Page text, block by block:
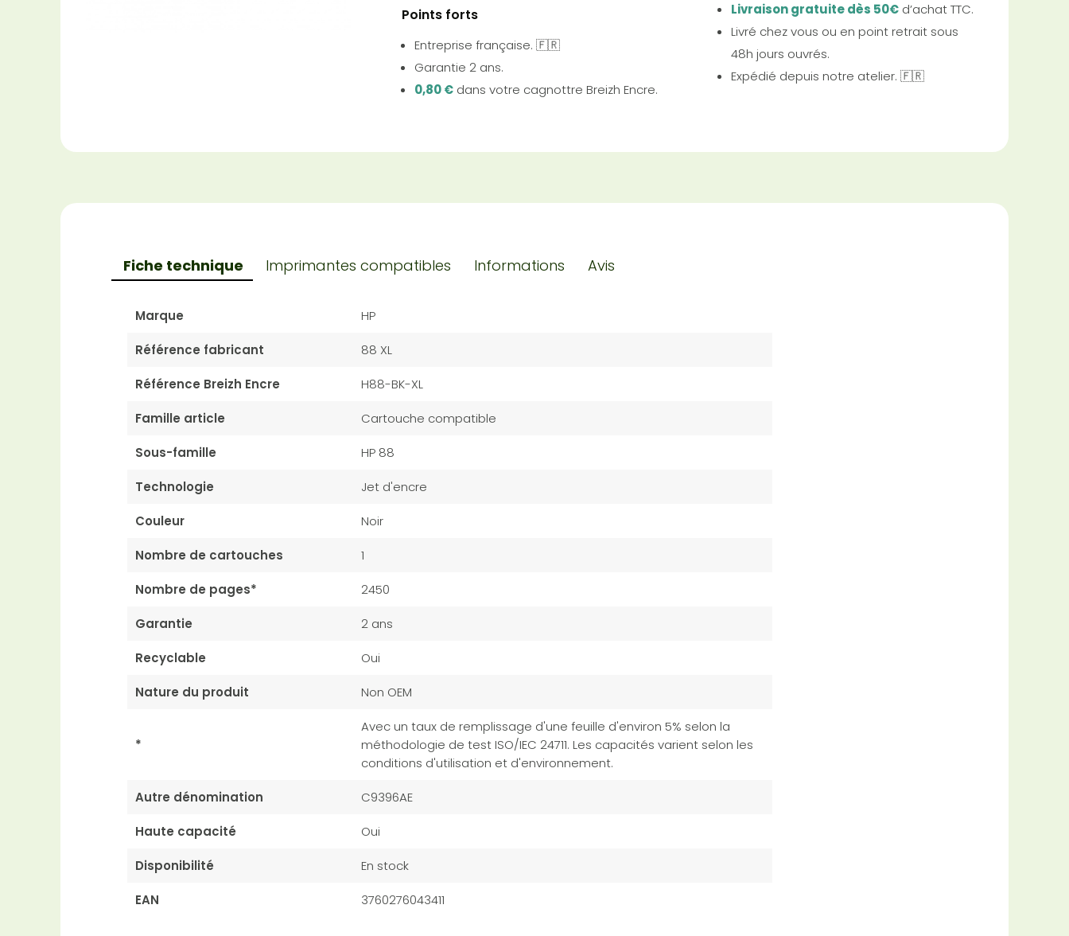
Points forts
Entreprise française. 🇫🇷
Garantie 2 ans.
0,80 € dans votre cagnottre Breizh Encre.
Livraison gratuite dès 50€d’achat TTC.
Livré chez vous ou en point retrait sous
48h jours ouvrés.
Expédié depuis notre atelier. 🇫🇷
Fiche technique Imprimantes compatibles Informations Avis
Marque HP
Référence fabricant 88 XL
Référence Breizh Encre H88-BK-XL
Famille article Cartouche compatible
Sous-famille HP 88
Technologie Jet d'encre
Couleur Noir
Nombre de cartouches 1
Nombre de pages* 2450
Garantie 2 ans
Recyclable Oui
Nature du produit Non OEM
*
Avec un taux de remplissage d'une feuille d'environ 5% selon la
méthodologie de test ISO/IEC 24711. Les capacités varient selon les
conditions d'utilisation et d'environnement.
Autre dénomination C9396AE
Haute capacité Oui
Disponibilité En stock
EAN 3760276043411